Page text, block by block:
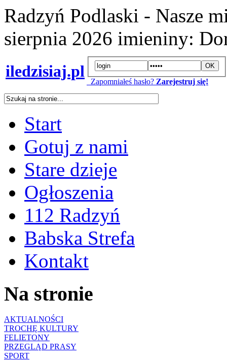
Radzyń Podlaski - Nasze
sierpnia 2026 imieniny:
iledzisiaj.pl
Zapomniałeś hasło? Zarejestruj się!
Start
Gotuj z nami
Stare dzieje
Ogłoszenia
112 Radzyń
Babska Strefa
Kontakt
Na stronie
AKTUALNOŚCI
TROCHĘ KULTURY
FELIETONY
PRZEGLĄD PRASY
SPORT